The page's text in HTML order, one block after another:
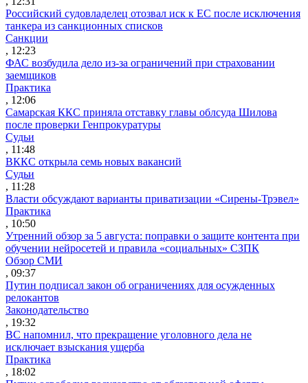
Российский судовладелец отозвал иск к ЕС после исключения
танкера из санкционных списков
Санкции
, 12:23
ФАС возбудила дело из-за ограничений при страховании
заемщиков
Практика
, 12:06
Самарская ККС приняла отставку главы облсуда Шилова
после проверки Генпрокуратуры
Судьи
, 11:48
ВККС открыла семь новых вакансий
Судьи
, 11:28
Власти обсуждают варианты приватизации «Сирены-Трэвел»
Практика
, 10:50
Утренний обзор за 5 августа: поправки о защите контента при
обучении нейросетей и правила «социальных» СЗПК
Обзор СМИ
, 09:37
Путин подписал закон об ограничениях для осужденных
релокантов
Законодательство
, 19:32
ВС напомнил, что прекращение уголовного дела не
исключает взыскания ущерба
Практика
, 18:02